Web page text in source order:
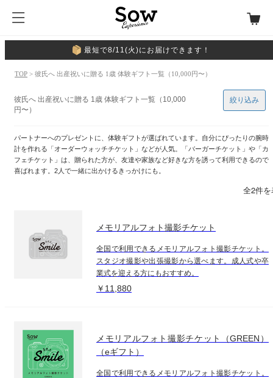
最短で8/11(火)にお届けできます！
TOP > 彼氏へ 出産祝いに贈る 1歳 体験ギフト一覧（10,000円〜）
彼氏へ 出産祝いに贈る 1歳 体験ギフト一覧（10,000
円〜）
パートナーへのプレゼントに、体験ギフトが選ばれています。自分にぴったりの腕時
計を作れる「オーダーウォッチチケット」などが人気。「バーガーチケット」や「カ
フェチケット」は、贈られた方が、友達や家族など好きな方を誘って利用できるので
喜ばれます。2人で一緒に出かけるきっかけにも。
絞り込み
全2件
メモリアルフォト撮影チケット
全国で利用できるメモリアルフォト撮影チケット。
スタジオ撮影や出張撮影から選べます。成人式や卒
業式を迎える方にもおすすめ。
￥11,880
メモリアルフォト撮影チケット（GREEN）
（eギフト）
全国で利用できるメモリアルフォト撮影チケット。